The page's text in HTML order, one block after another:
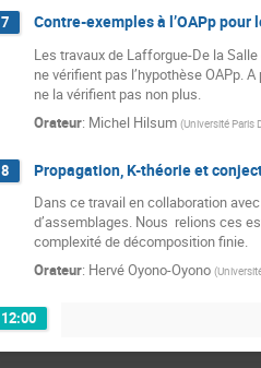
7 Contre-exemples à l’OAPp pour
Les travaux de Lafforgue-De la
ne vérifient pas l’hypothèse OAPp.
ne la vérifient pas non plus.
Orateur: Michel Hilsum (Université Paris
8 Propagation, K-théorie et
Dans ce travail en collaboration
d’assemblages. Nous  relions ces
complexité de décomposition finie.
Orateur: Hervé Oyono-Oyono (
12:00